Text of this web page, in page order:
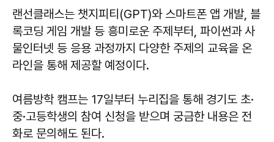
랜선클래스는 챗지피티(GPT)와 스마트폰 앱 개발, 블
록코딩 게임 개발 등 흥미로운 주제부터, 파이썬과 사
물인터넷 등 응용 과정까지 다양한 주제의 교육을 온
라인을 통해 제공할 예정이다.
여름방학 캠프는 17일부터 누리집을 통해 경기도 초·
중·고등학생의 참여 신청을 받으며 궁금한 내용은 전
화로 문의해도 된다.